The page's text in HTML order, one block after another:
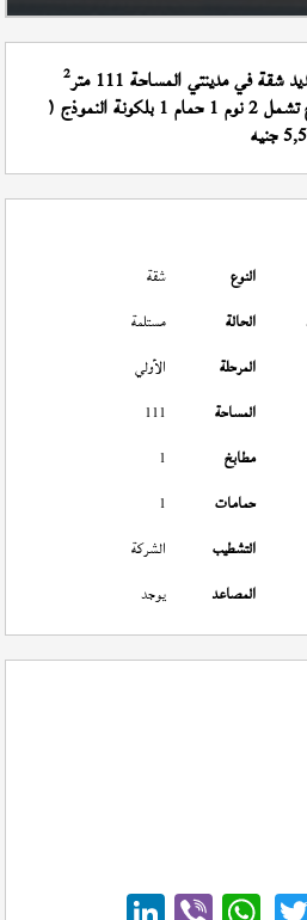
في مدينتي المساحة 111 متر 2
النوع
شقة
الحالة
مستلمة
المرحلة
الأولي
المساحة
111
مطابخ
1
حمامات
1
التشطيب
الشركة
المصاعد يوجد